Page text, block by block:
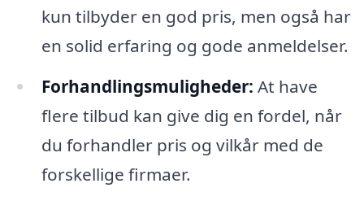
kun tilbyder en god pris, men også har
en solid erfaring og gode anmeldelser.
Forhandlingsmuligheder: At have
flere tilbud kan give dig en fordel, når
du forhandler pris og vilkår med de
forskellige firmaer.